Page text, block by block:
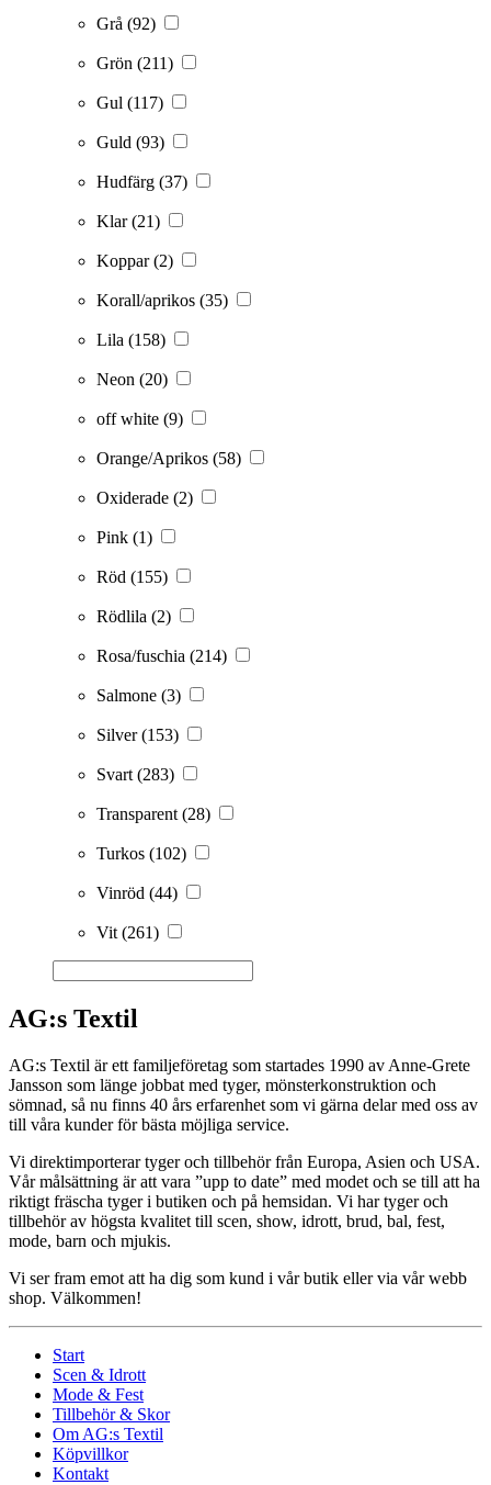
Grå (92)
Grön (211)
Gul (117)
Guld (93)
Hudfärg (37)
Klar(21)
Koppar(2)
Korall/aprikos (35)
Lila (158)
Neon (20)
off white (9)
Orange/Aprikos (58)
Oxiderade (2)
Pink (1)
Röd (155)
Rödlila (2)
Rosa/fuschia (214)
Salmone (3)
Silver(153)
Svart (283)
Transparent (28)
Turkos (102)
Vinröd (44)
Vit (261)
AG:s Textil
AG:s Textil är ett familjeföretag som startades 1990 av Anne-Grete
Jansson som länge jobbat med tyger, mönsterkonstruktion och
sömnad, så nu finns 40 års erfarenhet som vi gärna delar med oss av
till våra kunder för bästa möjliga service.
Vi direktimporterar tyger och tillbehör från Europa, Asien och USA.
Vår målsättning är att vara ”upp to date” med modet och se till att ha
riktigt fräscha tyger i butiken och på hemsidan. Vi har tyger och
tillbehör av högsta kvalitet till scen, show, idrott, brud, bal, fest,
mode, barn och mjukis.
Vi ser fram emot att ha dig som kund i vår butik eller via vår webb
shop. Välkommen!
Start
Scen & Idrott
Mode & Fest
Tillbehör & Skor
Om AG:s Textil
Köpvillkor
Kontakt